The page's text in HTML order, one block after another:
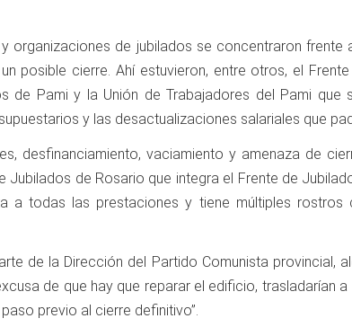
organizaciones de jubilados se concentraron
posible cierre. Ahí estuvieron, entre otros, el
de Pami y la Unión de Trabajadores del Pami
y las desactualizaciones salariales que
desfinanciamiento, vaciamiento y amenaza de
de Rosario que integra el Frente de
a todas las prestaciones y tiene múltiples
de la Dirección del Partido Comunista provincial,
de que hay que reparar el edificio,
previo al cierre definitivo”.